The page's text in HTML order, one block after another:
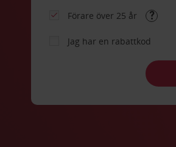
Förare över 25 år
Jag har en rabattkod